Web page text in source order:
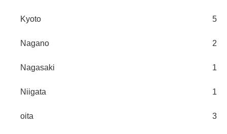
Kyoto 5
Nagano 2
Nagasaki 1
Niigata 1
oita 3